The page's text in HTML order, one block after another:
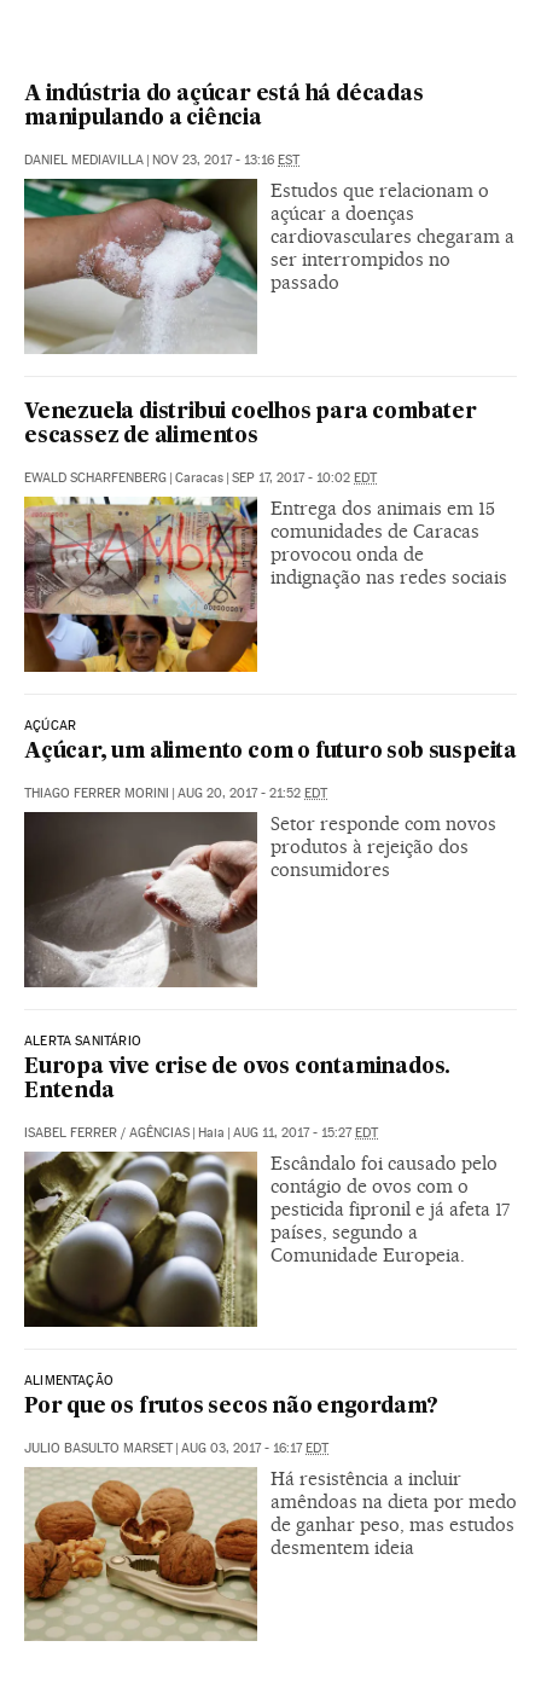
A indústria do açúcar está há décadas
manipulando a ciência
DANIEL MEDIAVILLA | NOV 23, 2017 - 13:16 EST
Estudos que relacionam o
açúcar a doenças
cardiovasculares chegaram a
ser interrompidos no
passado
Venezuela distribui coelhos para combater
escassez de alimentos
EWALD SCHARFENBERG | Caracas | SEP 17, 2017 - 10:02 EDT
Entrega dos animais em 15
comunidades de Caracas
provocou onda de
indignação nas redes sociais
AÇÚCAR
Açúcar, um alimento com o futuro sob suspeita
THIAGO FERRER MORINI | AUG 20, 2017 - 21:52 EDT
Setor responde com novos
produtos à rejeição dos
consumidores
ALERTA SANITÁRIO
Europa vive crise de ovos contaminados.
Entenda
ISABEL FERRER / AGÊNCIAS | Haia | AUG 11, 2017 - 15:27EDT
Escândalo foi causado pelo
contágio de ovos com o
pesticida fipronil e já afeta 17
países, segundo a
Comunidade Europeia.
ALIMENTAÇÃO
Por que os frutos secos não engordam?
JULIO BASULTO MARSET | AUG 03, 2017 - 16:17EDT
Há resistência a incluir
amêndoas na dieta por medo
de ganhar peso, mas estudos
desmentem ideia